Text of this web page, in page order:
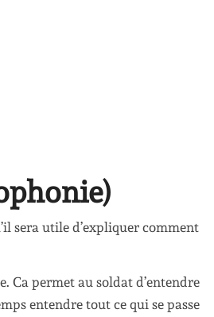
sera utile d’expliquer comment
Ca permet au soldat d’entendre
entendre tout ce qui se passe